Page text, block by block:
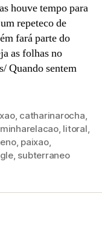
houve tempo para
repeteco de
fará parte do
as folhas no
Quando sentem
, catharinarocha
, litoral
, paixao,
, subterraneo